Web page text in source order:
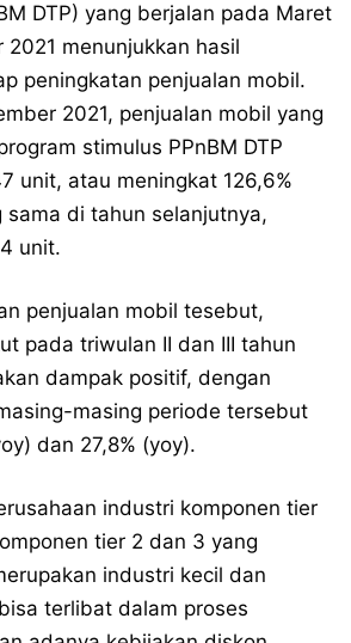
DTP) yang berjalan pada Maret
2021 menunjukkan hasil
peningkatan penjualan mobil.
2021, penjualan mobil yang
stimulus PPnBM DTP
unit, atau meningkat 126,6%
di tahun selanjutnya,
unit.
penjualan mobil tesebut,
pada triwulan II dan III tahun
dampak positif, dengan
masing periode tersebut
dan 27,8% (yoy).
industri komponen tier
tier 2 dan 3 yang
industri kecil dan
terlibat dalam proses